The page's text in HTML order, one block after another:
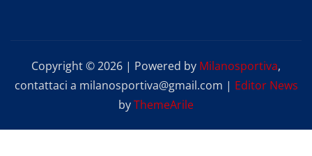
Copyright © 2026 | Powered by Milanosportiva,
contattaci a milanosportiva@gmail.com | Editor News
byThemeArile